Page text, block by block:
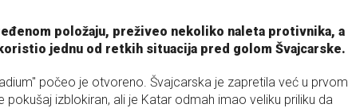
položaju, preživeo nekoliko naleta protivnika, a
jednu od retkih situacija pred golom Švajcarske.
počeo je otvoreno. Švajcarska je zapretila već u prvom
pokušaj izblokiran, ali je Katar odmah imao veliku priliku da